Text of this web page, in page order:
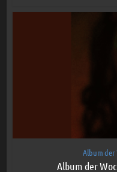
Album der
Album der